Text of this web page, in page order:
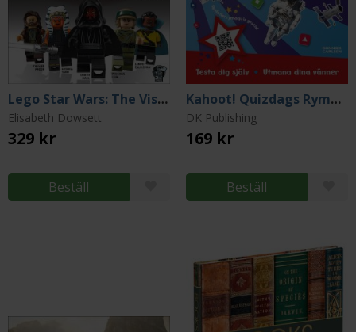
Lego Star Wars: The Visual Dictionary (Updated Edition)
Elisabeth Dowsett
329 kr
Beställ
Kahoot! Quizdags Rymden
DK Publishing
169 kr
Beställ